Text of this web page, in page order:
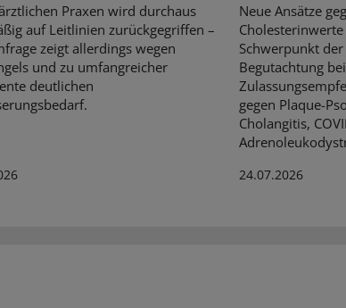
Praxen wird durchaus
auf Leitlinien zurückgegriffen –
zeigt allerdings wegen
und zu umfangreicher
deutlichen
Neue Ansätze
Schwerpunkt
Begutachtung
gegen Plaque-
Cholangitis,
24.07.2026